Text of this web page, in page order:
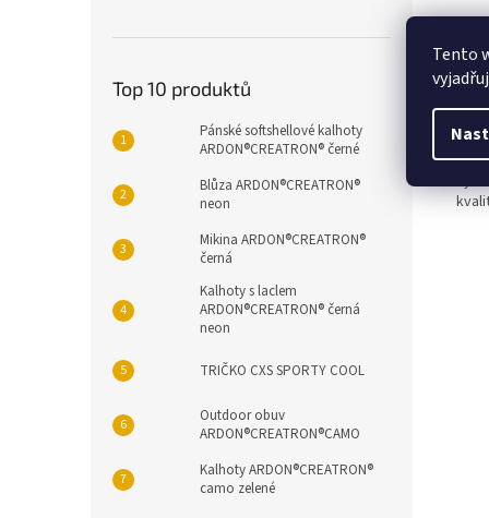
Tento
Top 10 produktů
Pánské softshellové kalhoty
ARDON®CREATRON® černé
Blůza ARDON®CREATRON®
neon
Mikina ARDON®CREATRON®
černá
Kalhoty s laclem
ARDON®CREATRON® černá
neon
TRIČKO CXS SPORTY COOL
Outdoor obuv
ARDON®CREATRON®CAMO
Kalhoty ARDON®CREATRON®
camo zelené